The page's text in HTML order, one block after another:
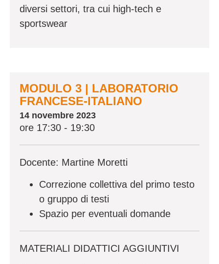
diversi settori, tra cui high-tech e
sportswear
MODULO 3 | LABORATORIO
FRANCESE-ITALIANO
14 novembre 2023
ore 17:30 - 19:30
Docente: Martine Moretti
Correzione collettiva del primo testo
o gruppo di testi
Spazio per eventuali domande
MATERIALI DIDATTICI AGGIUNTIVI